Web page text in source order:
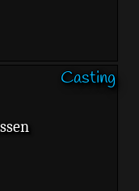
Casting